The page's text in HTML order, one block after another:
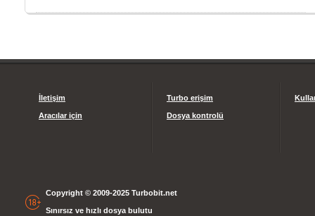
İletişim
Aracılar için
Turbo erişim
Dosya kontrolü
Copyright © 2009-2025 Turbobit.net
Sınırsız ve hızlı dosya bulutu